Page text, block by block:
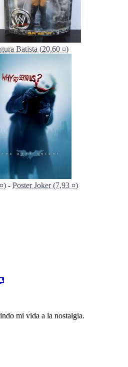
Batista (20,60 ¤)
- Poster Joker (7,93 ¤)
mi vida a la nostalgia.